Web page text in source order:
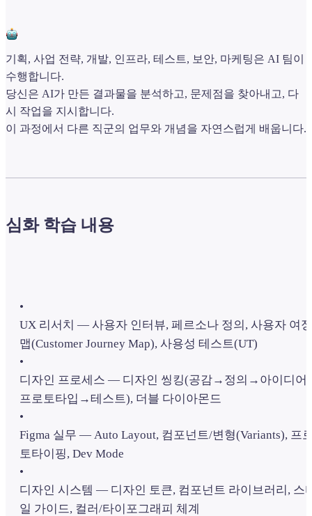
기획, 사업 전략, 개발, 인프라, 테스트, 보안, 마케팅은 AI 팀이
수행합니다.
당신은 AI가 만든 결과물을 분석하고, 문제점을 찾아내고, 다
시 작업을 지시합니다.
이 과정에서 다른 직군의 업무와 개념을 자연스럽게 배웁니다.
심화 학습 내용
•
UX 리서치 — 사용자 인터뷰, 페르소나 정의, 사용자 여정
맵(Customer Journey Map), 사용성 테스트(UT)
•
디자인 프로세스 — 디자인 씽킹(공감→정의→아이디
프로토타입→테스트), 더블 다이아몬드
•
Figma 실무 — Auto Layout, 컴포넌트/변형(Variants), 프
토타이핑, Dev Mode
•
디자인 시스템 — 디자인 토큰, 컴포넌트 라이브러리, 스
일 가이드, 컬러/타이포그래피 체계